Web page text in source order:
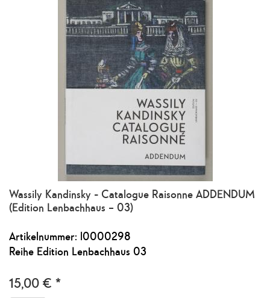
Wassily Kandinsky - Catalogue Raisonne ADDENDUM
(Edition Lenbachhaus – 03)
Artikelnummer: l0000298
Reihe Edition Lenbachhaus 03
15,00 € *